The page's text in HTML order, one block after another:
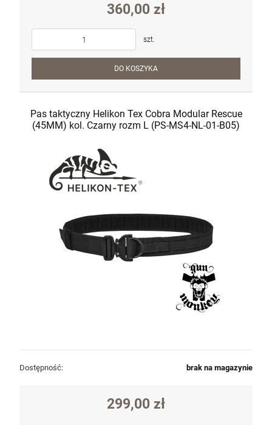
360,00 zł
szt.
DO KOSZYKA
Pas taktyczny Helikon Tex Cobra Modular Rescue
(45MM) kol. Czarny rozm L (PS-MS4-NL-01-B05)
Dostępność: brak na magazynie
299,00 zł